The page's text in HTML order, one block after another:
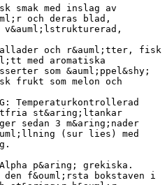
smak med inslag av
och deras blad,
sallader och r&auml;tter, fisk
med aromatiska
som &auml;ppel&shy;
frukt som melon och
Temperaturkontrollerad
st&aring;ltankar
sedan 3 m&aring;nader
(sur lies) med
p&aring; grekiska.
f&ouml;rsta bokstaven i